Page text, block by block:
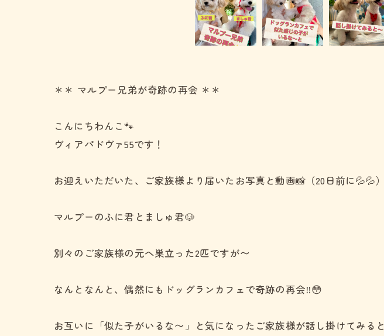
＊＊ マルプー兄弟が奇跡の再会 ＊＊
こんにちわんこ🐾
ヴィアパドヴァ55です！
お迎えいただいた、ご家族様より届いたお写真と動画📸（20日前に💦💦）
マルプーのふに君とましゅ君🐶
別々のご家族様の元へ巣立った2匹ですが〜
なんとなんと、偶然にもドッグランカフェで奇跡の再会‼️😳
お互いに「似た子がいるな〜」と気になったご家族様が話し掛けてみると